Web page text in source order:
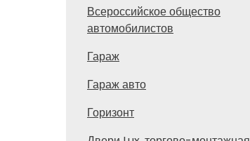
Всероссийское общество
автомобилистов
Гараж
Гараж авто
Горизонт